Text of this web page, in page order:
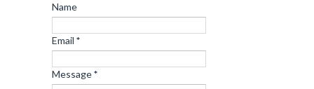
Name
Email *
Message*